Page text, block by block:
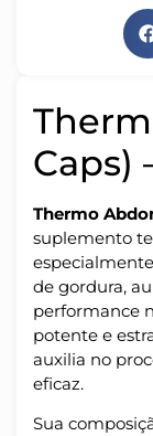
Caps)
Thermo
suplemento
de gordura,
performance
potente e
auxilia no
eficaz.
Sua